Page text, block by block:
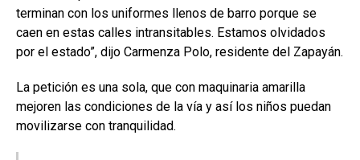
terminan con los uniformes llenos de barro porque se
caen en estas calles intransitables. Estamos olvidados
por el estado”, dijo Carmenza Polo, residente del Zapayán.
La petición es una sola, que con maquinaria amarilla
mejoren las condiciones de la vía y así los niños puedan
movilizarse con tranquilidad.